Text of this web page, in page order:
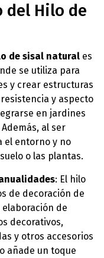
del Hilo de
de sisal natural es
se utiliza para
y crear estructuras
y aspecto
en jardines
al ser
el entorno y no
o las plantas.
: El hilo
de decoración de
de
decorativos,
y otros accesorios
añade un toque